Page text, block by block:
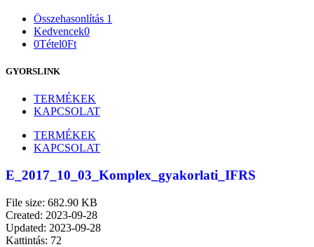
Összehasonlítás 1
Kedvencek0
0Tétel0Ft
GYORSLINK
TERMÉKEK
KAPCSOLAT
TERMÉKEK
KAPCSOLAT
E_2017_10_03_Komplex_gyakorlati_IFRS
File size: 682.90 KB
Created: 2023-09-28
Updated: 2023-09-28
Kattintás: 72